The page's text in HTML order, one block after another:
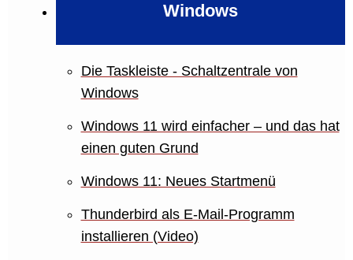
Windows
Die Taskleiste - Schaltzentrale von
Windows
Windows 11 wird einfacher – und das hat
einen guten Grund
Windows 11: Neues Startmenü
Thunderbird als E-Mail-Programm
installieren (Video)